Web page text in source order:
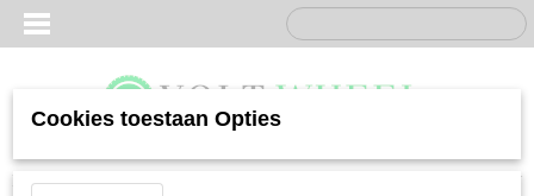
Inloggen Registreren
UW WINKELWAGEN
Cookies toestaan Opties